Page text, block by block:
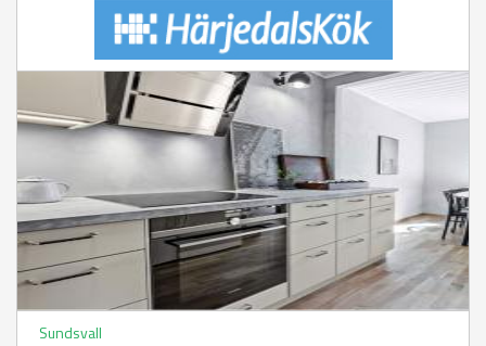
Sundsvall